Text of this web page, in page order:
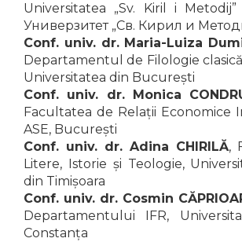
Universitatea „Sv. Kiril i
Универзитет „Св. Кирил и
Conf. univ. dr. Maria-Luiza
Departamentul de Filologie
Universitatea din București
Conf. univ. dr. Monica
Facultatea de Relații Economice
ASE, București
Conf. univ. dr. Adina CHIRILĂ,
Litere, Istorie și Teologie,
din Timișoara
Conf. univ. dr. Cosmin
Departamentului IFR,
Constanța